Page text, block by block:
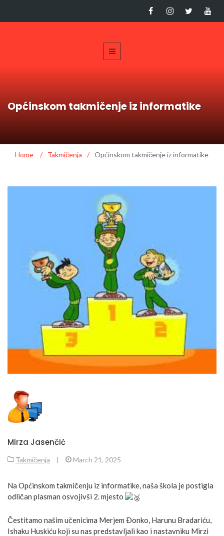
Općinskom takmičenje iz informatike
Home / Takmičenja / Općinskom takmičenje iz informatike
Mirza Jasenčić
Takmičenja | March 21, 2025
Na Općinskom takmičenju iz informatike, naša škola je postigla
odličan plasman osvojivši 2. mjesto
Čestitamo našim učenicima Merjem Ðonko, Harunu Bradariću,
Ishaku Huskiću koji su nas predstavljali kao i nastavniku Mirzi